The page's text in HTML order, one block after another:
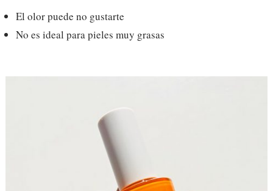
El olor puede no gustarte
No es ideal para pieles muy grasas